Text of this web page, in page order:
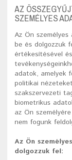
AZ
SZEMÉLYES
Az Ön
be és dolgozzuk
értékesítésével
adatok, amelyek
politikai
szakszervezeti
biometrikus
az Ön
nem fogunk
Az Ön
dolgozzuk fel: